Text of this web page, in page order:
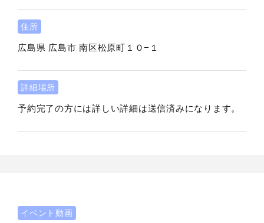
住所
広島県 広島市 南区松原町１０−１
詳細場所
予約完了の方には詳しい詳細は送信済みになります。
イベント動画